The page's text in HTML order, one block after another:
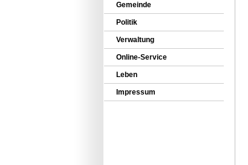
Gemeinde
Politik
Verwaltung
Online-Service
Leben
Impressum